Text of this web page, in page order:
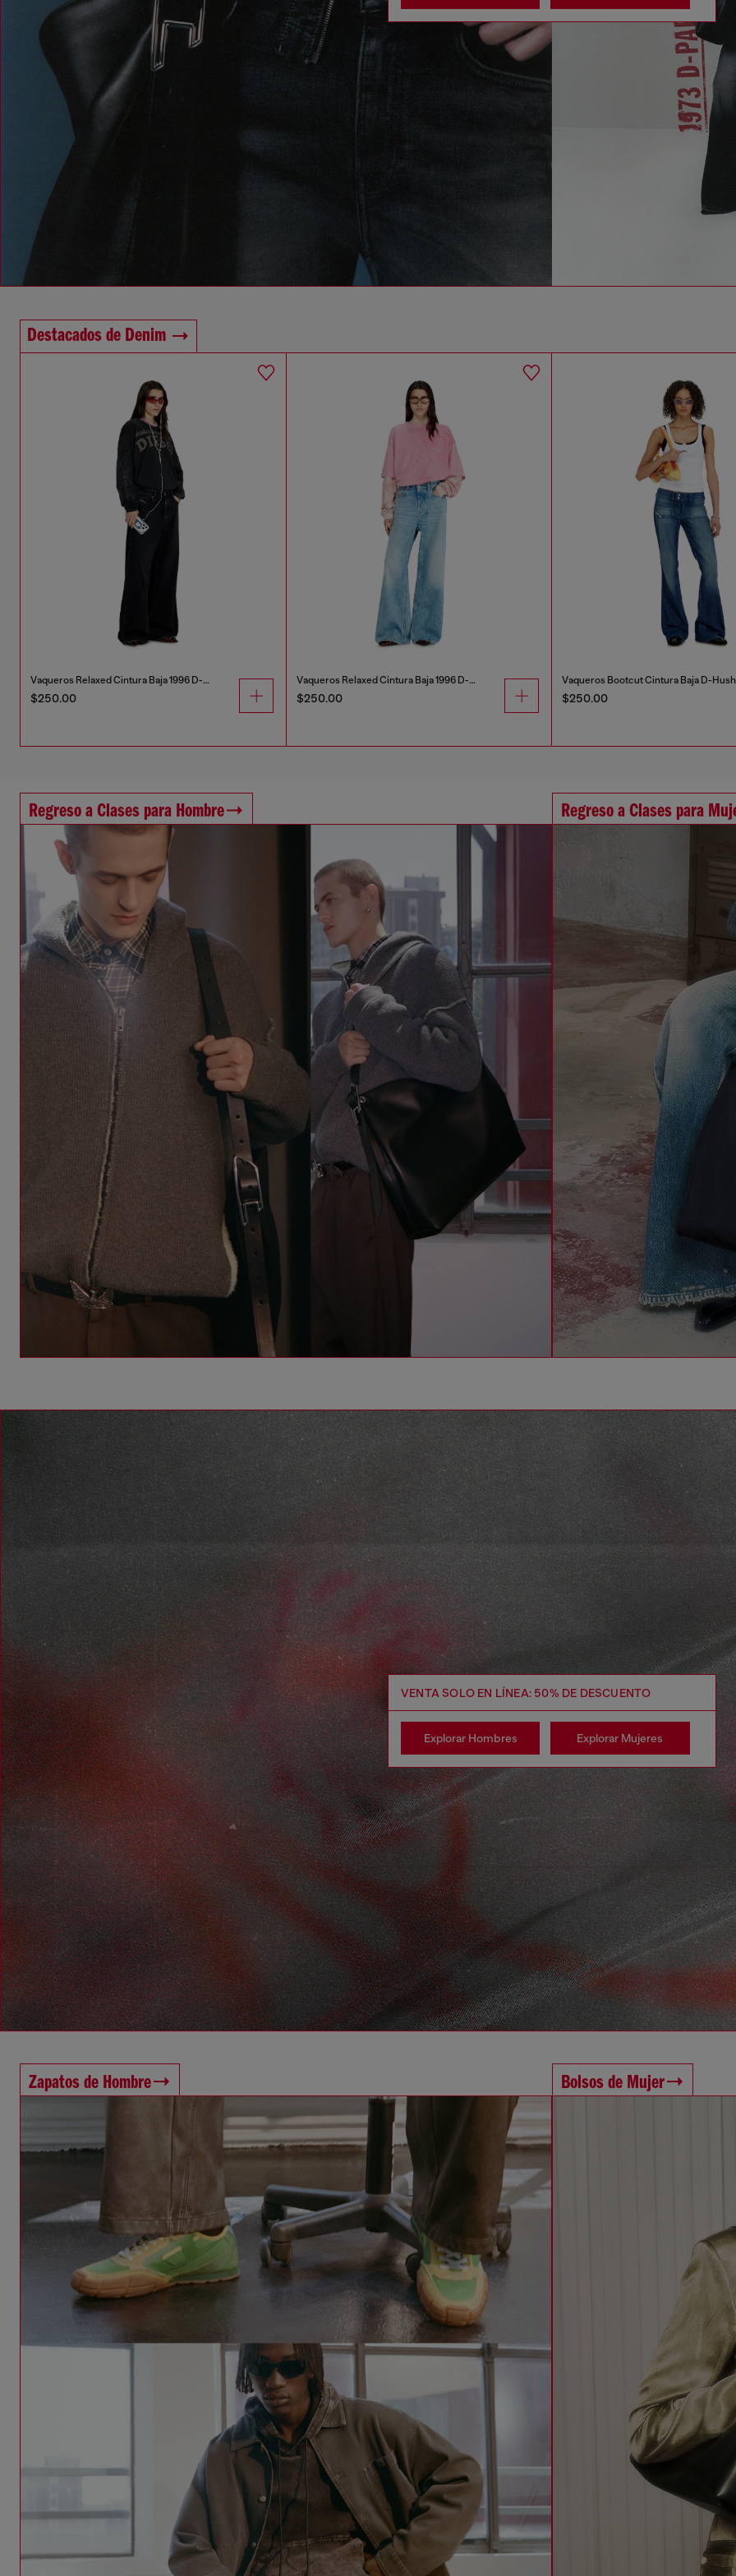
Destacados de Denim
Vaqueros Relaxed Cintura Baja 1996 D-Sire
$250.00
Vaqueros Relaxed Cintura Baja 1996 D-Sire
$250.00
Vaqueros Bootcut Cintura Baja D-Hush
$250.00
Regreso a Clases para Hombre Regreso a Clases para
VENTA SOLO EN LÍNEA: 50% DE DESCUENTO
Explorar Hombres Explorar Mujeres
Zapatos de Hombre Bolsos de Mujer